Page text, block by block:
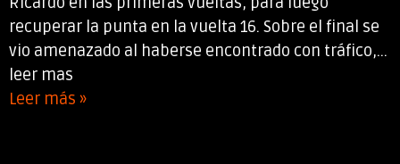
recuperar la punta en la vuelta 16. Sobre el final se
vio amenazado al haberse encontrado con tráfico,...
leer mas
Leer más »